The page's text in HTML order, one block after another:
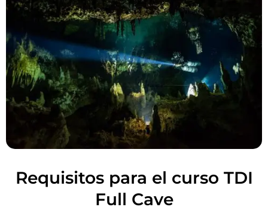
Requisitos para el curso TDI
Full Cave